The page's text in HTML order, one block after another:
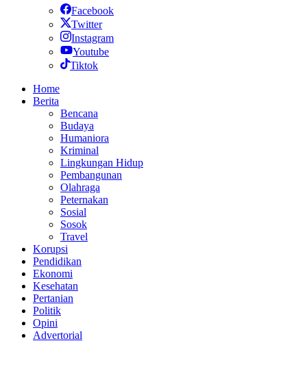
Facebook
Twitter
Instagram
Youtube
Tiktok
Home
Berita
Bencana
Budaya
Humaniora
Kriminal
Lingkungan Hidup
Pembangunan
Olahraga
Peternakan
Sosial
Sosok
Travel
Korupsi
Pendidikan
Ekonomi
Kesehatan
Pertanian
Politik
Opini
Advertorial